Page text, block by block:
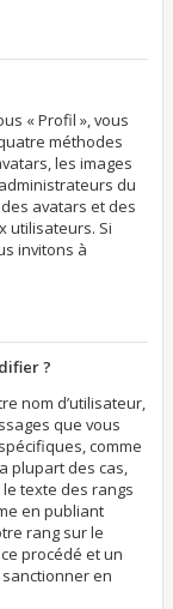
« Profil », vous
méthodes
les images
du
avatars et des
utilisateurs. Si
invitons à
?
nom d’utilisateur,
que vous
comme
plupart des cas,
texte des rangs
en publiant
rang sur le
procédé et un
en